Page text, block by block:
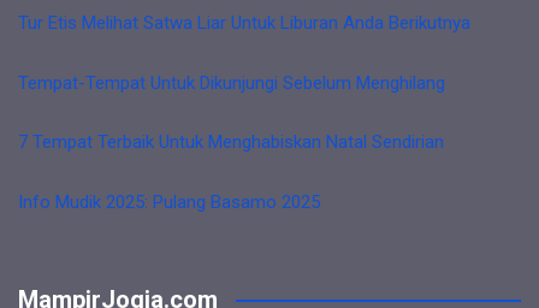
Tur Etis Melihat Satwa Liar Untuk Liburan Anda Berikutnya
Tempat-Tempat Untuk Dikunjungi Sebelum Menghilang
7 Tempat Terbaik Untuk Menghabiskan Natal Sendirian
Info Mudik 2025: Pulang Basamo 2025
MampirJogja.com